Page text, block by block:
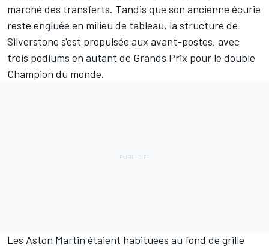
marché des transferts. Tandis que son ancienne écurie
reste engluée en milieu de tableau, la structure de
Silverstone s'est propulsée aux avant-postes, avec
trois podiums en autant de Grands Prix pour le double
Champion du monde.
Les Aston Martin étaient habituées au fond de grille